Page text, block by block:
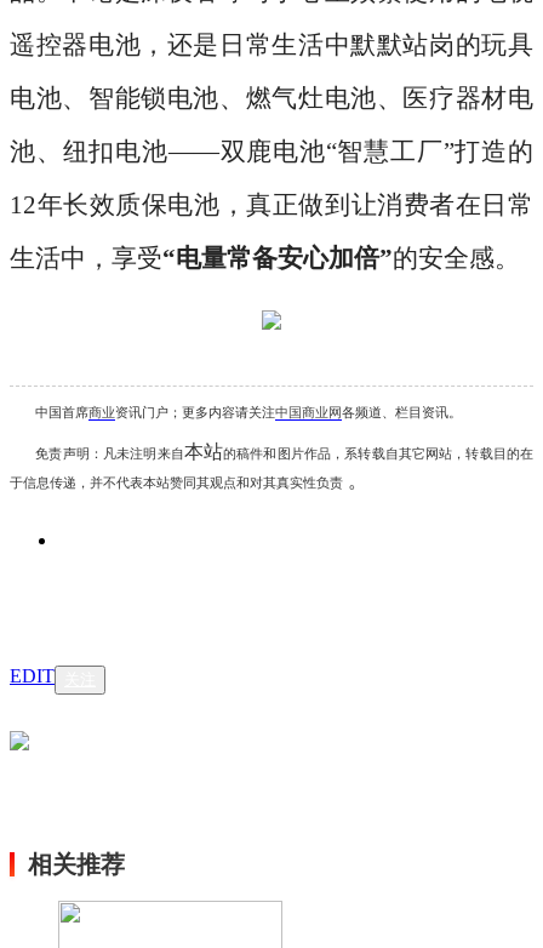
遥控器电池，还是日常生活中默默站岗的玩具
电池、智能锁电池、燃气灶电池、医疗器材电
池、纽扣电池——双鹿电池“智慧工厂”打造的
12年长效质保电池，真正做到让消费者在日常
生活中，享受“电量常备安心加倍”的安全感。
中国首席商业资讯门户；更多内容请关注中国商业网各频道、栏目资讯
免责声明：凡未注明 来自本站的稿件和图片作品，系转载自其它网站，转载目的在
于信息传递，并不代表本站赞同其观点和对其真实性负责 。
EDIT
相关推荐